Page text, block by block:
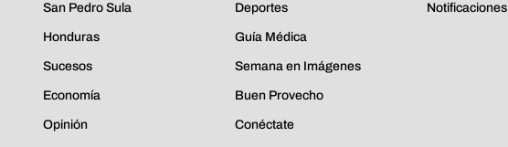
San Pedro Sula
Honduras
Sucesos
Economía
Opinión
Deportes
Guía Médica
Semana en Imágenes
Buen Provecho
Conéctate
Notificaciones